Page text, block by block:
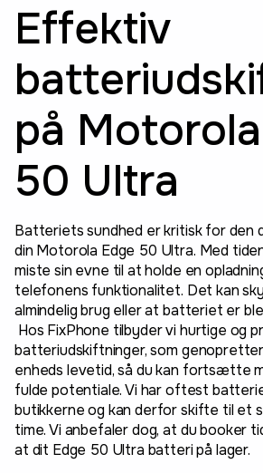
Effektiv
på
50 Ultra
Batteriets sundhed er kritisk for den
din Motorola Edge 50 Ultra. Med
miste sin evne til at holde en
telefonens funktionalitet. Det kan
almindelig brug eller at batteriet er
Hos FixPhone tilbyder vi hurtige og
batteriudskiftninger, som
enheds levetid, så du kan fortsætte
fulde potentiale. Vi har oftest
butikkerne og kan derfor skifte til et
time. Vi anbefaler dog, at du booker
at dit Edge 50 Ultra batteri på lager.